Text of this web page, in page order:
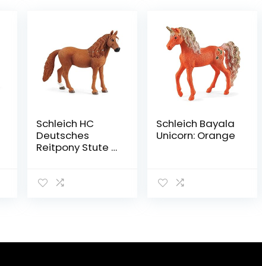
Schleich HC
Deutsches
Reitpony Stute |
Schleich Bayala
Unicorn: Orange